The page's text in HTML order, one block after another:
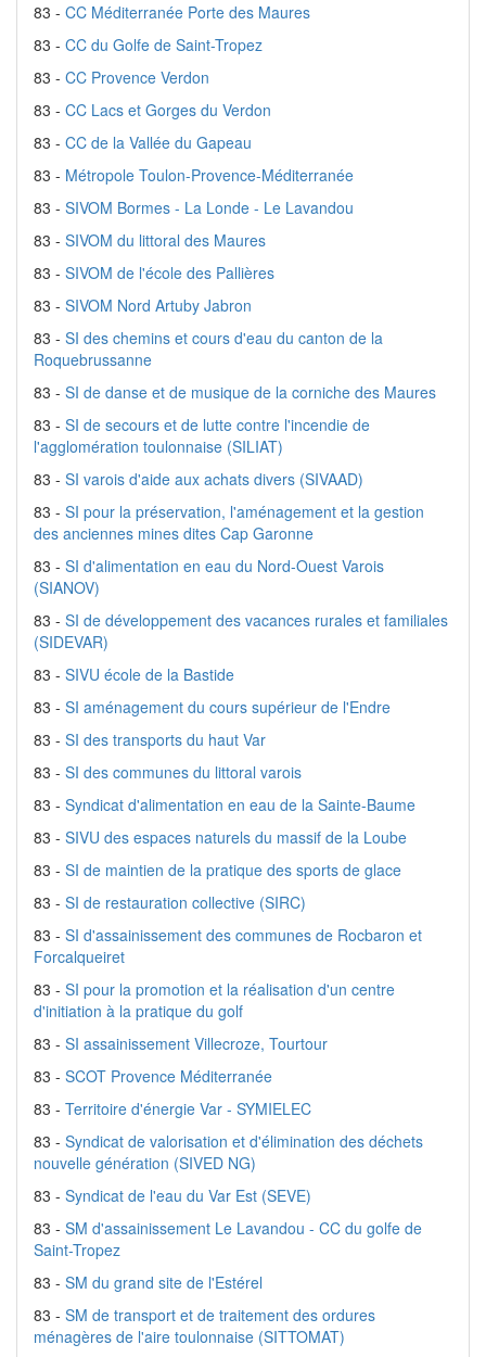
83 - CC Méditerranée Porte des Maures
83 - CC du Golfe de Saint-Tropez
83 - CC Provence Verdon
83 - CC Lacs et Gorges du Verdon
83 - CC de la Vallée du Gapeau
83 - Métropole Toulon-Provence-Méditerranée
83 - SIVOM Bormes - La Londe - Le Lavandou
83 - SIVOM du littoral des Maures
83 - SIVOM de l'école des Pallières
83 - SIVOM Nord Artuby Jabron
83 - SI des chemins et cours d'eau du canton de la
Roquebrussanne
83 - SI de danse et de musique de la corniche des Maures
83 - SI de secours et de lutte contre l'incendie de
l'agglomération toulonnaise (SILIAT)
83 - SI varois d'aide aux achats divers (SIVAAD)
83 - SI pour la préservation, l'aménagement et la gestion
des anciennes mines dites Cap Garonne
83 - SI d'alimentation en eau du Nord-Ouest Varois
(SIANOV)
83 - SI de développement des vacances rurales et familiales
(SIDEVAR)
83 - SIVU école de la Bastide
83 - SI aménagement du cours supérieur de l'Endre
83 - SI des transports du haut Var
83 - SI des communes du littoral varois
83 - Syndicat d'alimentation en eau de la Sainte-Baume
83 - SIVU des espaces naturels du massif de la Loube
83 - SI de maintien de la pratique des sports de glace
83 - SI de restauration collective (SIRC)
83 - SI d'assainissement des communes de Rocbaron et
Forcalqueiret
83 - SI pour la promotion et la réalisation d'un centre
d'initiation à la pratique du golf
83 - SI assainissement Villecroze, Tourtour
83 - SCOT Provence Méditerranée
83 - Territoire d'énergie Var - SYMIELEC
83 - Syndicat de valorisation et d'élimination des déchets
nouvelle génération (SIVED NG)
83 - Syndicat de l'eau du Var Est (SEVE)
83 - SM d'assainissement Le Lavandou - CC du golfe de
Saint-Tropez
83 - SM du grand site de l'Estérel
83 - SM de transport et de traitement des ordures
ménagères de l'aire toulonnaise (SITTOMAT)